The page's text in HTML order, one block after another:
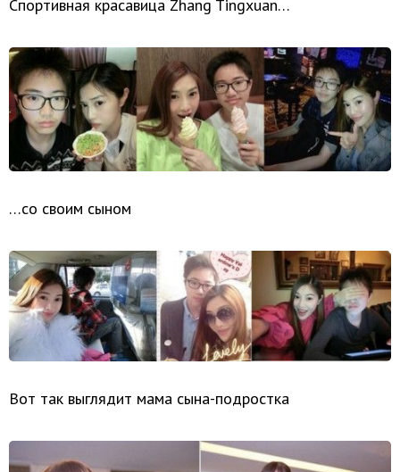
Спортивная красавица Zhang Tingxuan…
…со своим сыном
Вот так выглядит мама сына-подростка